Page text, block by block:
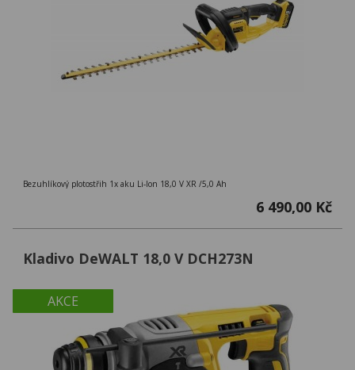
Bezuhlíkový plotostřih 1x aku Li-Ion 18,0 V XR /5,0 Ah
6 490,00 Kč
AKCE
Kladivo DeWALT 18,0 V DCH273N